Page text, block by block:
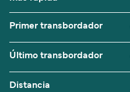
Primer transbordador
Último transbordador
Distancia